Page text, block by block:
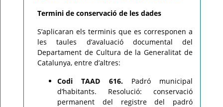
Termini de conservació de les dades
S’aplicaran els terminis que es corresponen a
les taules d’avaluació documental del
Departament de Cultura de la Generalitat de
Catalunya, entre d’altres:
Codi TAAD 616.Padró municipal
d’habitants. Resolució: conservació
permanent del registre del padró